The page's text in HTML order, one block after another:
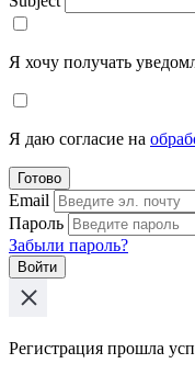
Я хочу получать
Я даю согласие на
Готово
Email
Пароль
Забыли пароль?
Войти
Регистрация прошла